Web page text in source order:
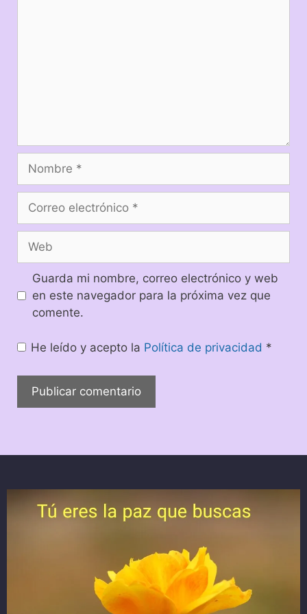
Guarda mi nombre, correo electrónico y web
en este navegador para la próxima vez que
comente.
He leído y acepto la Política de privacidad *